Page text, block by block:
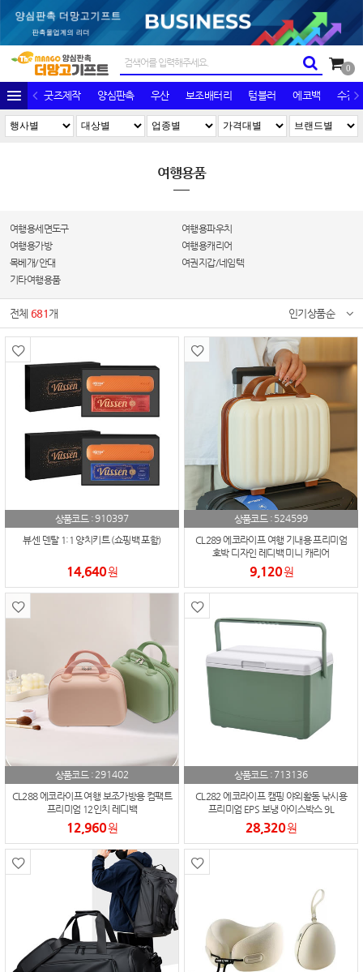
0
굿즈제작 양심판촉 우산 보조배터리 텀블러 에코백 수건/
여행용품
여행용세면도구
여행용파우치
여행용가방
여행용캐리어
목베개/안대
여권지갑/네임텍
기타여행용품
전체681 개 인기상품순
상품코드 :910397
뷰센 덴탈 1:1 양치키트 (쇼핑백 포함)
14,640원
상품코드 : 524599
CL289 에코라이프 여행 기내용 프리미엄
호박 디자인 레디백 미니 캐리어
9,120원
상품코드 :291402
CL288 에코라이프 여행 보조가방용 컴팩트
프리미엄 12인치 레디백
12,960원
상품코드 : 713136
CL282 에코라이프 캠핑 야외활동 낚시용
프리미엄 EPS 보냉 아이스박스 9L
28,320원